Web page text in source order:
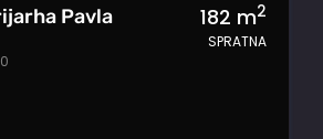
Pavla 182 m2
SPRATNA